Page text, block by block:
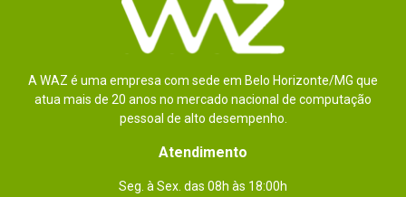
A WAZ é uma empresa com sede em Belo Horizonte/MG que
atua mais de 20 anos no mercado nacional de computação
pessoal de alto desempenho.
Atendimento
Seg. à Sex. das 08h às 18:00h